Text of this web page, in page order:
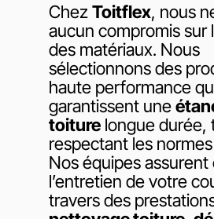
ChezToitflex, nous
aucun compromis sur
des matériaux. Nous
sélectionnons des
haute performance
garantissent une
toiture longue durée,
respectant les
Nos équipes
l’entretien de votre
travers des